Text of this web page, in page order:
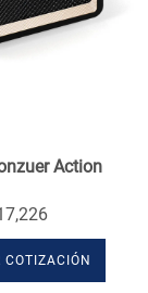
Action
COTIZACIÓN